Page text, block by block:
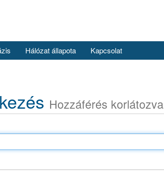
Hálózat állapota Kapcsolat
Hozzáférés korlátozva